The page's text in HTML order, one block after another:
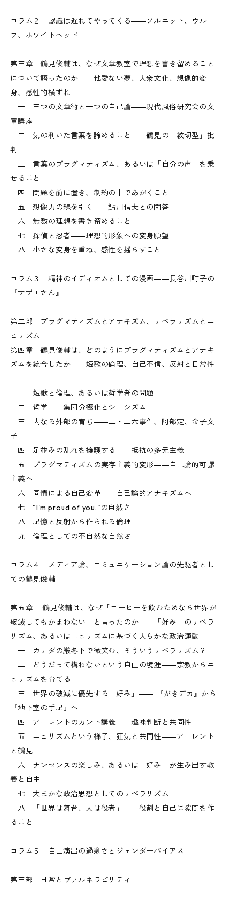
コラム２ 認識は遅れてやってくる――ソルニット、ウル
フ、ホワイトヘッド
第三章 鶴見俊輔は、なぜ文章教室で理想を書き留めること
について語ったのか――他愛ない夢、大衆文化、想像的変
身、感性的横ずれ
一 三つの文章術と一つの自己論――現代風俗研究会の文
章講座
二 気の利いた言葉を諦めること――鶴見の「紋切型」批
判
三 言葉のプラグマティズム、あるいは「自分の声」を乗
せること
四 問題を前に置き、制約の中であがくこと
五 想像力の線を引く――鮎川信夫との問答
六 無数の理想を書き留めること
七 探偵と忍者――理想的形象への変身願望
八 小さな変身を重ね、感性を揺らすこと
コラム３ 精神のイディオムとしての漫画――長谷川町子の
『サザエさん』
第二部 プラグマティズムとアナキズム、リベラリズムとニ
ヒリズム
第四章 鶴見俊輔は、どのようにプラグマティズムとアナキ
ズムを統合したか――短歌の倫理、自己不信、反射と日常性
一 短歌と倫理、あるいは哲学者の問題
二 哲学――集団分極化とシニシズム
三 内なる外部の育ち――二・二六事件、阿部定、金子文
子
四 足並みの乱れを擁護する――抵抗の多元主義
五 プラグマティズムの実存主義的変形――自己論的可謬
主義へ
六 同情による自己変革――自己論的アナキズムへ
七 "I'm proud of you."の自然さ
八 記憶と反射から作られる倫理
九 倫理としての不自然な自然さ
コラム４ メディア論、コミュニケーション論の先駆者とし
ての鶴見俊輔
第五章 鶴見俊輔は、なぜ「コーヒーを飲むためなら世界が
破滅してもかまわない」と言ったのか――「好み」のリベラ
リズム、あるいはニヒリズムに基づく大らかな政治運動
一 カナダの厳冬下で微笑む、そういうリベラリズム？
二 どうだって構わないという自由の境涯――宗教からニ
ヒリズムを育てる
三 世界の破滅に優先する「好み」―― 『がきデカ』から
『地下室の手記』へ
四 アーレントのカント講義――趣味判断と共同性
五 ニヒリズムという梯子、狂気と共同性――アーレント
と鶴見
六 ナンセンスの楽しみ、あるいは「好み」が生み出す教
養と自由
七 大まかな政治思想としてのリベラリズム
八 「世界は舞台、人は役者」――役割と自己に隙間を作
ること
コラム５ 自己演出の過剰さとジェンダーバイアス
第三部 日常とヴァルネラビリティ